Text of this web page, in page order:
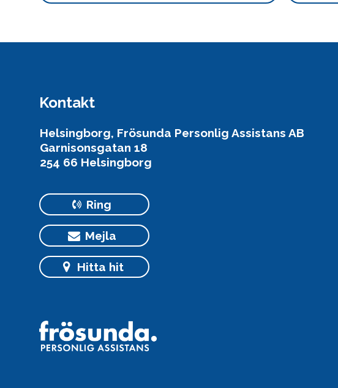
mer
Kontakt
Helsingborg, Frösunda Personlig Assistans AB
Garnisonsgatan 18
254 66 Helsingborg
Ring
Mejla
Hitta hit